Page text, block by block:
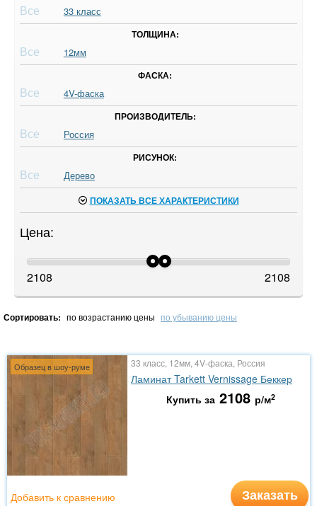
Все 33 класс
ТОЛЩИНА:
Все 12мм
ФАСКА:
Все 4V-фаска
ПРОИЗВОДИТЕЛЬ:
Все Россия
РИСУНОК:
Все Дерево
ПОКАЗАТЬ ВСЕ ХАРАКТЕРИСТИКИ
Цена:
2108 2108
Сортировать: по возрастанию цены по убыванию цены
Образец в шоу-руме 33 класс, 12мм, 4V-фаска, Россия
Ламинат Tarkett Vernissage Беккер
Купить за 2108 р/м2
Заказать
Добавить к сравнению